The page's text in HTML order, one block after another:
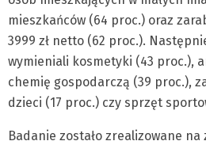
mieszkańców (64 proc.) oraz
3999 zł netto (62 proc.).
wymieniali kosmetyki (43 proc.),
chemię gospodarczą (39 proc.),
dzieci (17 proc.) czy sprzęt
Badanie zostało zrealizowane